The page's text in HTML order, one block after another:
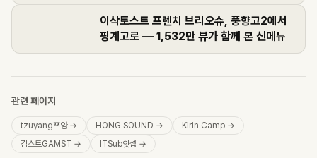
이삭토스트 프렌치 브리오슈, 풍향고2에서
핑계고로 — 1,532만 뷰가 함께 본 신메뉴
관련 페이지
tzuyang쯔양→ HONG SOUND → Kirin Camp →
감스트GAMST → ITSub잇섭 →